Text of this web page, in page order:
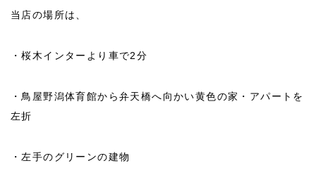
当店の場所は、
・桜木インターより車で2分
・鳥屋野潟体育館から弁天橋へ向かい黄色の家・アパートを
左折
・左手のグリーンの建物